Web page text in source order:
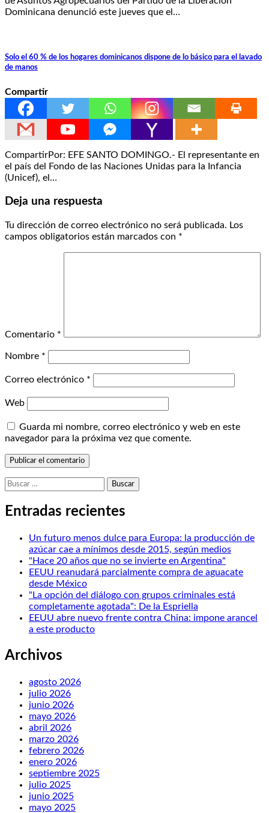
Dominicana denunció este jueves que el…
Solo el 60 % de los hogares dominicanos dispone de lo básico para el lavado
de manos
Compartir
CompartirPor: EFE SANTO DOMINGO.- El representante en
el país del Fondo de las Naciones Unidas para la Infancia
(Unicef), el…
Deja una respuesta
Tu dirección de correo electrónico no será publicada. Los
campos obligatorios están marcados con *
Comentario *
Nombre *
Correo electrónico *
Web
Guarda mi nombre, correo electrónico y web en este
navegador para la próxima vez que comente.
Buscar:
Entradas recientes
Un futuro menos dulce para Europa: la producción de
azúcar cae a mínimos desde 2015, según medios
"Hace 20 años que no se invierte en Argentina"
EEUU reanudará parcialmente compra de aguacate
desde México
"La opción del diálogo con grupos criminales está
completamente agotada": De la Espriella
EEUU abre nuevo frente contra China: impone arancel
a este producto
Archivos
agosto 2026
julio 2026
junio 2026
mayo 2026
abril 2026
marzo 2026
febrero 2026
enero 2026
septiembre 2025
julio 2025
junio 2025
mayo 2025